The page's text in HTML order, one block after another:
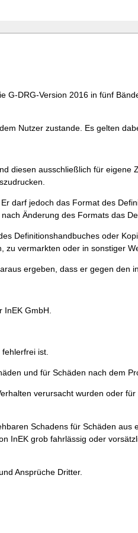
DRG-Version 2016 in fünf
Nutzer zustande. Es gelten
diesen ausschließlich für
darf jedoch das Format des
Änderung des Formats das
Definitionshandbuches oder
vermarkten oder in sonstiger
ergeben, dass er gegen
InEK GmbH.
ist.
und für Schäden nach dem
verursacht wurden oder
Schadens für Schäden aus
InEK grob fahrlässig oder
Ansprüche Dritter.